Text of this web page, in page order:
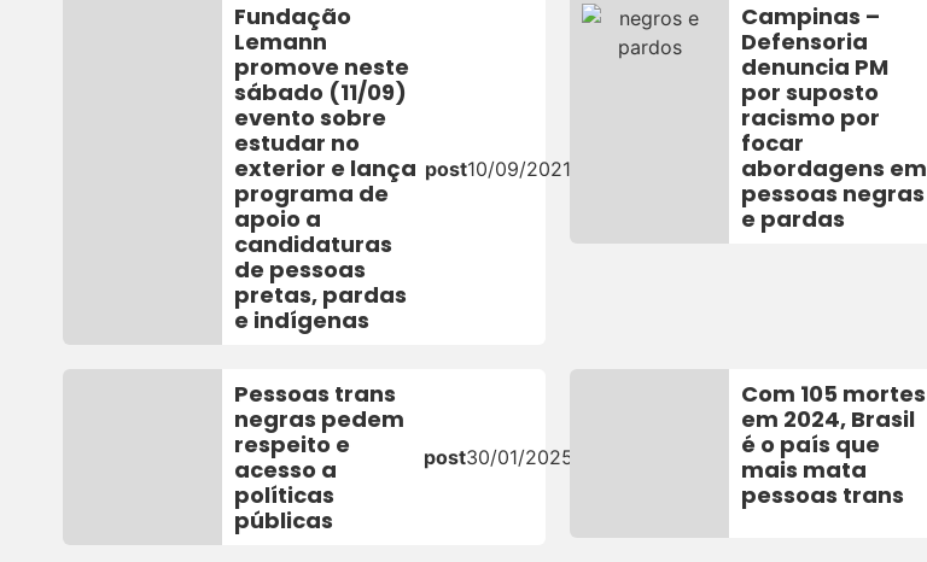
Fundação
Lemann
promove neste
sábado (11/09)
evento sobre
estudar no
exterior e lança
programa de
apoio a
candidaturas
de pessoas
pretas, pardas
e indígenas
post10/09/2021
Campinas –
Defensoria
denuncia PM
por suposto
racismo por
focar
abordagens em
pessoas negras
e pardas
Pessoas trans
negras pedem
respeito e
acesso a
políticas
públicas
post30/01/2025
Com 105 mortes
em 2024, Brasil
é o país que
mais mata
pessoas trans